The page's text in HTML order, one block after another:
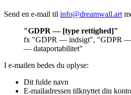
Send en e-mail til info@dreamwall.art
"GDPR — [type rettighed]"
fx "GDPR — indsigt", "GDPR —
— dataportabilitet"
I e-mailen bedes du oplyse:
Dit fulde navn
E-mailadressen tilknyttet din